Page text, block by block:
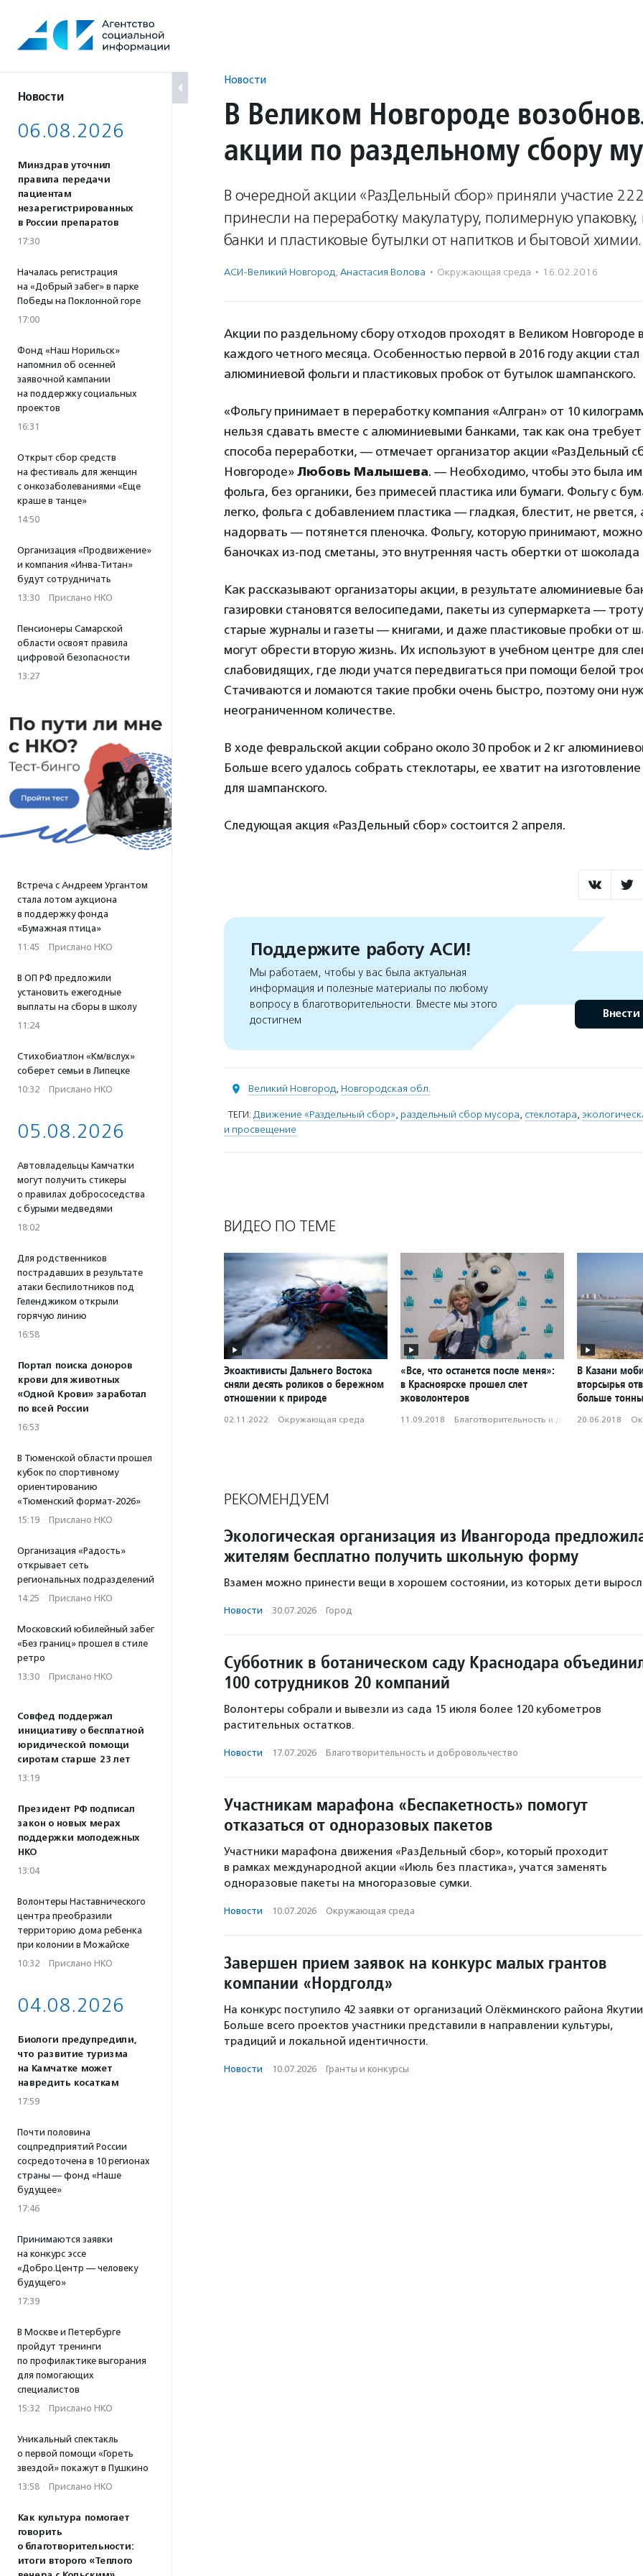
содержанию
Новости
06.08.2026
Минздрав уточнил
правила передачи
пациентам
незарегистрированных
в России препаратов
17:30
Началась регистрация
на «Добрый забег» в парке
Победы на Поклонной горе
17:00
Фонд «Наш Норильск»
напомнил об осенней
заявочной кампании
на поддержку социальных
проектов
16:31
Открыт сбор средств
на фестиваль для женщин
с онкозаболеваниями «Еще
краше в танце»
14:50
Организация «Продвижение»
и компания «Инва-Титан»
будут сотрудничать
13:30 · Прислано НКО
Пенсионеры Самарской
области освоят правила
цифровой безопасности
13:27
Встреча с Андреем Ургантом
стала лотом аукциона
в поддержку фонда
«Бумажная птица»
11:45 · Прислано НКО
В ОП РФ предложили
установить ежегодные
выплаты на сборы в школу
11:24
Стихобиатлон «Км/вслух»
соберет семьи в Липецке
10:32 · Прислано НКО
05.08.2026
Автовладельцы Камчатки
могут получить стикеры
о правилах добрососедства
с бурыми медведями
18:02
Для родственников
пострадавших в результате
атаки беспилотников под
Геленджиком открыли
горячую линию
16:58
Портал поиска доноров
крови для животных
«Одной Крови» заработал
по всей России
16:53
В Тюменской области прошел
кубок по спортивному
ориентированию
«Тюменский формат-2026»
15:19 · Прислано НКО
Организация «Радость»
открывает сеть
региональных подразделений
14:25 · Прислано НКО
Московский юбилейный забег
«Без границ» прошел в стиле
ретро
13:30 · Прислано НКО
Совфед поддержал
инициативу о бесплатной
юридической помощи
сиротам старше 23 лет
13:19
Президент РФ подписал
закон о новых мерах
поддержки молодежных
НКО
13:04
Волонтеры Наставнического
центра преобразили
территорию дома ребенка
при колонии в Можайске
10:32 · Прислано НКО
04.08.2026
Биологи предупредили,
что развитие туризма
на Камчатке может
навредить косаткам
17:59
Почти половина
соцпредприятий России
сосредоточена в 10 регионах
страны — фонд «Наше
будущее»
17:46
Принимаются заявки
на конкурс эссе
«Добро.Центр — человеку
будущего»
17:39
В Москве и Петербурге
пройдут тренинги
по профилактике выгорания
для помогающих
специалистов
15:32 · Прислано НКО
Уникальный спектакль
о первой помощи «Гореть
звездой» покажут в Пушкино
13:58 · Прислано НКО
Как культура помогает
говорить
о благотворительности:
итоги второго «Теплого
Новости
В Великом Новгороде
акции по раздельному сбору
В очередной акции «РазДельный сбор» приняли участие
принесли на переработку макулатуру, полимерную
банки и пластиковые бутылки от напитков и бытовой химии.
АСИ-Великий Новгород, Анастасия Волова · Окружающая среда · 16.02.2016
Акции по раздельному сбору отходов проходят в Великом Новгороде
каждого четного месяца. Особенностью первой в 2016 году акции
алюминиевой фольги и пластиковых пробок от бутылок шампанского.
«Фольгу принимает в переработку компания «Алгран» от 10
нельзя сдавать вместе с алюминиевыми банками, так как она требует
способа переработки, — отмечает организатор акции «РазДельный
Новгороде» Любовь Малышева. — Необходимо, чтобы это была
фольга, без органики, без примесей пластика или бумаги. Фольгу с
легко, фольга с добавлением пластика — гладкая, блестит, не рвется,
надорвать — потянется пленочка. Фольгу, которую принимают,
баночках из-под сметаны, это внутренняя часть обертки от шоколада
Как рассказывают организаторы акции, в результате алюминиевые
газировки становятся велосипедами, пакеты из супермаркета —
старые журналы и газеты — книгами, и даже пластиковые пробки от
могут обрести вторую жизнь. Их используют в учебном центре для
слабовидящих, где люди учатся передвигаться при помощи белой
Стачиваются и ломаются такие пробки очень быстро, поэтому они
неограниченном количестве.
В ходе февральской акции собрано около 30 пробок и 2 кг
Больше всего удалось собрать стеклотары, ее хватит на
для шампанского.
Следующая акция «РазДельный сбор» состоится 2 апреля.
Поддержите работу АСИ!
Мы работаем, чтобы у вас была актуальная
информация и полезные материалы по любому
вопросу в благотворительности. Вместе мы этого
достигнем
Внести
Великий Новгород, Новгородская обл.
ТЕГИ: Движение «Раздельный сбор», раздельный сбор мусора, стеклотара,
и просвещение
ВИДЕО ПО ТЕМЕ
Экоактивисты Дальнего Востока
сняли десять роликов о бережном
отношении к природе
02.11.2022 · Окружающая среда
«Все, что останется после меня»:
в Красноярске прошел слет
эковолонтеров
11.09.2018 · Благотвори­тель­ность и доброволь­чест­во
В Казани
вторсырья
больше
20.06.2018 ·
РЕКОМЕНДУЕМ
Экологическая организация из Ивангорода
жителям бесплатно получить школьную форму
Взамен можно принести вещи в хорошем состоянии, из которых дети
Новости · 30.07.2026 · Город
Субботник в ботаническом саду Краснодара
100 сотрудников 20 компаний
Волонтеры собрали и вывезли из сада 15 июля более 120 кубометров
растительных остатков.
Новости · 17.07.2026 · Благотвори­тель­ность и доброволь­чест­во
Участникам марафона «Беспакетность» помогут
отказаться от одноразовых пакетов
Участники марафона движения «РазДельный сбор», который проходит
в рамках международной акции «Июль без пластика», учатся заменять
одноразовые пакеты на многоразовые сумки.
Новости · 10.07.2026 · Окружающая среда
Завершен прием заявок на конкурс малых грантов
компании «Нордголд»
На конкурс поступило 42 заявки от организаций Олёкминского района
Больше всего проектов участники представили в направлении культуры,
традиций и локальной идентичности.
Новости · 10.07.2026 · Гранты и конкурсы